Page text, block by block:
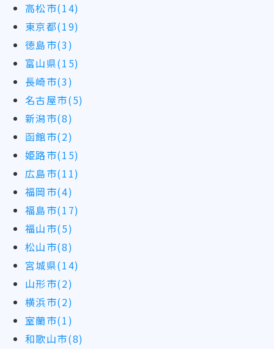
高松市(14)
東京都(19)
徳島市(3)
富山県(15)
長崎市(3)
名古屋市(5)
新潟市(8)
函館市(2)
姫路市(15)
広島市(11)
福岡市(4)
福島市(17)
福山市(5)
松山市(8)
宮城県(14)
山形市(2)
横浜市(2)
室蘭市(1)
和歌山市(8)